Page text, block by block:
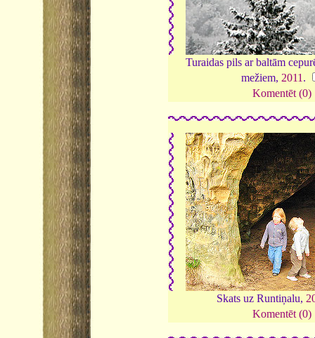
Turaidas pils ar baltām
mežiem,2011.
Komentēt (0)
Skats uz Runtiņalu,
Komentēt (0)